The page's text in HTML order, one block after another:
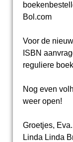
Bol.com
Voor de
ISBN
reguliere
Nog even
weer open!
Groetjes, Eva.
Linda Linda